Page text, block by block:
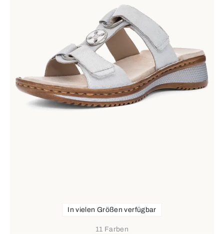
11 Farben
In vielen Größen verfügbar